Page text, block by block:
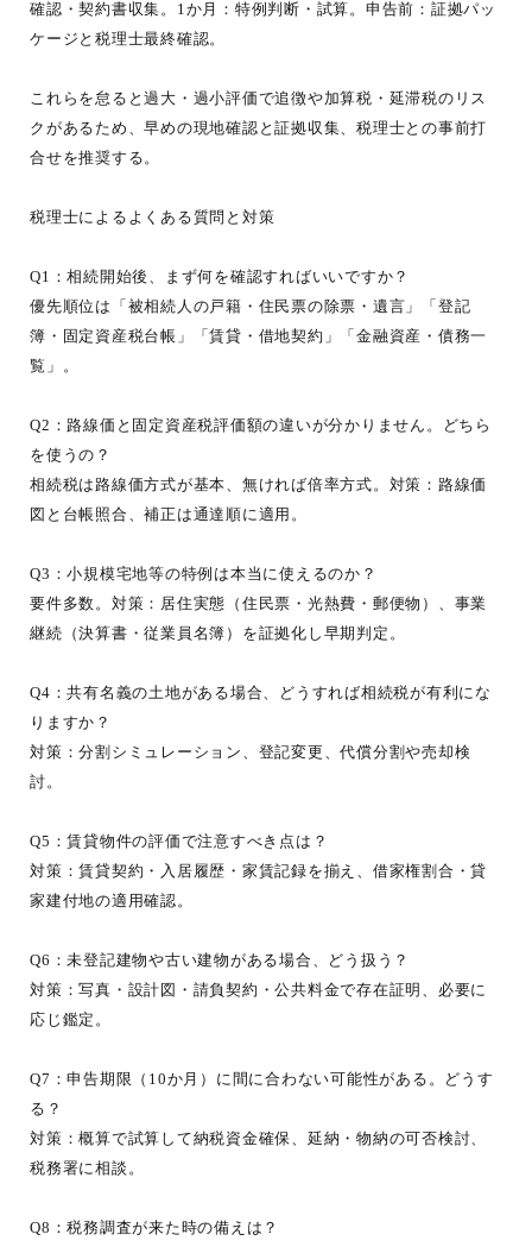
確認・契約書収集。1か月：特例判断・試算。申告前：証拠パッ
ケージと税理士最終確認。
これらを怠ると過大・過小評価で追徴や加算税・延滞税のリス
クがあるため、早めの現地確認と証拠収集、税理士との事前打
合せを推奨する。
税理士によるよくある質問と対策
Q1：相続開始後、まず何を確認すればいいですか？
優先順位は「被相続人の戸籍・住民票の除票・遺言」「登記
簿・固定資産税台帳」「賃貸・借地契約」「金融資産・債務一
覧」。
Q2：路線価と固定資産税評価額の違いが分かりません。どちら
を使うの？
相続税は路線価方式が基本、無ければ倍率方式。対策：路線価
図と台帳照合、補正は通達順に適用。
Q3：小規模宅地等の特例は本当に使えるのか？
要件多数。対策：居住実態（住民票・光熱費・郵便物）、事業
継続（決算書・従業員名簿）を証拠化し早期判定。
Q4：共有名義の土地がある場合、どうすれば相続税が有利にな
りますか？
対策：分割シミュレーション、登記変更、代償分割や売却検
討。
Q5：賃貸物件の評価で注意すべき点は？
対策：賃貸契約・入居履歴・家賃記録を揃え、借家権割合・貸
家建付地の適用確認。
Q6：未登記建物や古い建物がある場合、どう扱う？
対策：写真・設計図・請負契約・公共料金で存在証明、必要に
応じ鑑定。
Q7：申告期限（10か月）に間に合わない可能性がある。どうす
る？
対策：概算で試算して納税資金確保、延納・物納の可否検討、
税務署に相談。
Q8：税務調査が来た時の備えは？